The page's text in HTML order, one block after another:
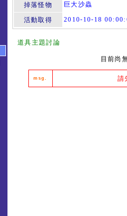
掉落怪物 巨大沙蟲
活動取得 2010-10-18
道具主題討論
目前尚
msg. 請